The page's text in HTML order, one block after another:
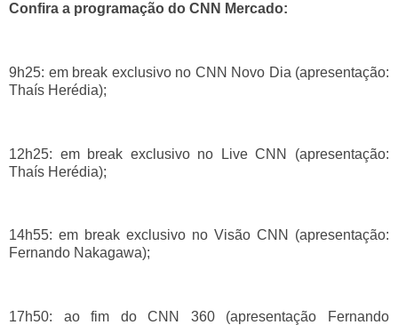
Confira a programação do CNN Mercado:
9h25: em break exclusivo no CNN Novo Dia (apresentação:
Thaís Herédia);
12h25: em break exclusivo no Live CNN (apresentação:
Thaís Herédia);
14h55: em break exclusivo no Visão CNN (apresentação:
Fernando Nakagawa);
17h50: ao fim do CNN 360 (apresentação Fernando